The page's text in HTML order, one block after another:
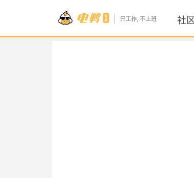
只工作, 不上班 社